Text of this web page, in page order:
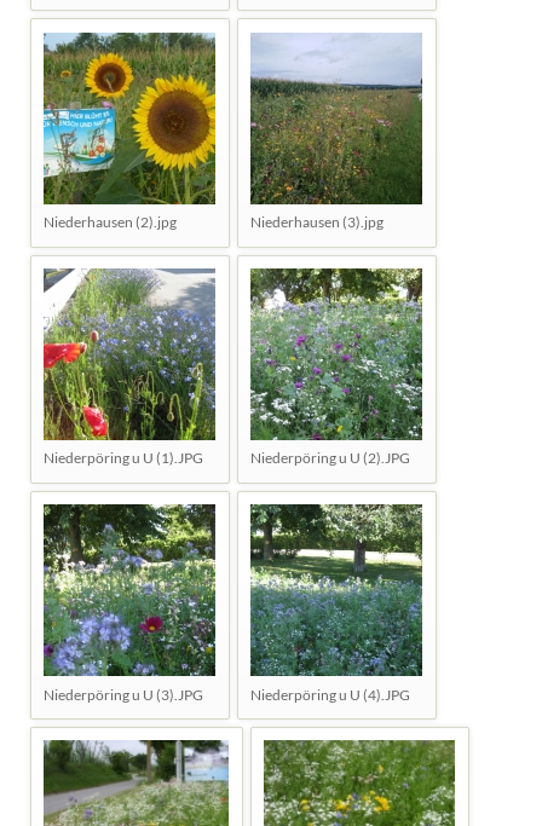
Niederhausen (2).jpg Niederhausen (3).jpg
Niederpöring u U (1).JPG Niederpöring u U (2).JPG
Niederpöring u U (3).JPG Niederpöring u U (4).JPG